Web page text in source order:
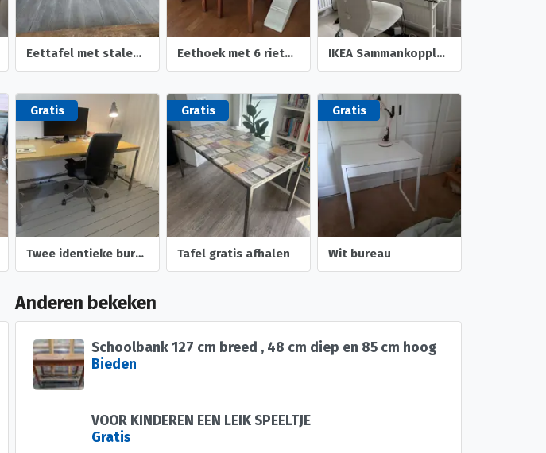
Eettafel met stalen poten Eethoek met 6 rieten stoelen IKEA Sammankoppla bureau + stoel en lamp
Gratis
Twee identieke bureautafels hout/metaal
Gratis
Tafel gratis afhalen
Gratis
Wit bureau
Anderen bekeken
Schoolbank 127 cm breed , 48 cm diep en 85 cm hoog
Bieden
VOOR KINDEREN EEN LEIK SPEELTJE
Gratis